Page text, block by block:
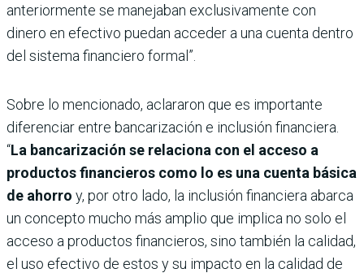
anteriormente se manejaban exclusivamente con
dinero en efectivo puedan acceder a una cuenta dentro
del sistema financiero formal”.
Sobre lo mencionado, aclararon que es importante
diferenciar entre bancarización e inclusión financiera.
“La bancarización se relaciona con el acceso a
productos financieros como lo es una cuenta básica
de ahorro y, por otro lado, la inclusión financiera abarca
un concepto mucho más amplio que implica no solo el
acceso a productos financieros, sino también la calidad,
el uso efectivo de estos y su impacto en la calidad de